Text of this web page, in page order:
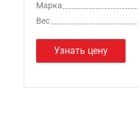
Марка
Вес
Узнать цену